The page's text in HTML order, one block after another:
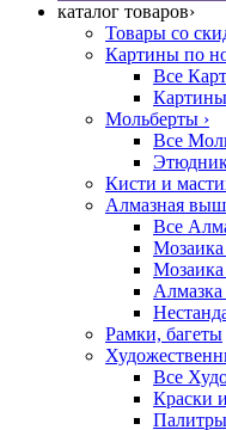
каталог товаров›
Товары со
Картины по
Все
Мольберты ›
Все
Кисти и
Алмазная
Все
Алмазка
Рамки, багеты
Все
Краски
Палитры